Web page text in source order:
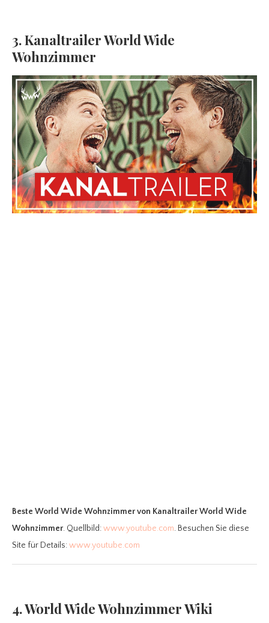
3. Kanaltrailer World Wide
Wohnzimmer
Beste World Wide Wohnzimmervon Kanaltrailer World Wide
Wohnzimmer. Quellbild:www.youtube.com. Besuchen Sie diese
Site für Details:www.youtube.com
4. World Wide Wohnzimmer Wiki